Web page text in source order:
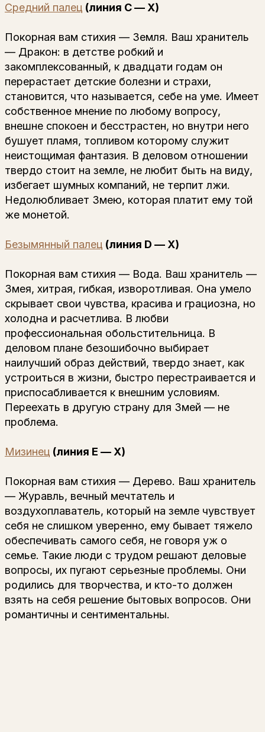
Средний палец (линия С — Х)
Покорная вам стихия — Земля. Ваш хранитель
— Дракон: в детстве робкий и
закомплексованный, к двадцати годам он
перерастает детские болезни и страхи,
становится, что называется, себе на уме. Имеет
собственное мнение по любому вопросу,
внешне спокоен и бесстрастен, но внутри него
бушует пламя, топливом которому служит
неистощимая фантазия. В деловом отношении
твердо стоит на земле, не любит быть на виду,
избегает шумных компаний, не терпит лжи.
Недолюбливает Змею, которая платит ему той
же монетой.
Безымянный палец (линия D — Х)
Покорная вам стихия — Вода. Ваш хранитель —
Змея, хитрая, гибкая, изворотливая. Она умело
скрывает свои чувства, красива и грациозна, но
холодна и расчетлива. В любви
профессиональная обольстительница. В
деловом плане безошибочно выбирает
наилучший образ действий, твердо знает, как
устроиться в жизни, быстро перестраивается и
приспосабливается к внешним условиям.
Переехать в другую страну для Змей — не
проблема.
Мизинец (линия Е — Х)
Покорная вам стихия — Дерево. Ваш хранитель
— Журавль, вечный мечтатель и
воздухоплаватель, который на земле чувствует
себя не слишком уверенно, ему бывает тяжело
обеспечивать самого себя, не говоря уж о
семье. Такие люди с трудом решают деловые
вопросы, их пугают серьезные проблемы. Они
родились для творчества, и кто-то должен
взять на себя решение бытовых вопросов. Они
романтичны и сентиментальны.